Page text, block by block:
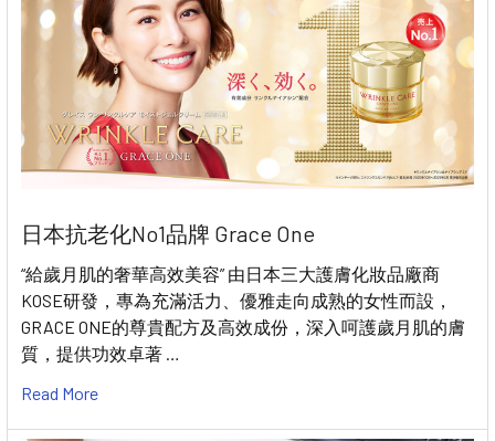
日本抗老化No1品牌 Grace One
“給歲月肌的奢華高效美容” 由日本三大護膚化妝品廠商
KOSE研發，專為充滿活力、優雅走向成熟的女性而設，
GRACE ONE的尊貴配方及高效成份，深入呵護歲月肌的膚
質，提供功效卓著 …
Read More